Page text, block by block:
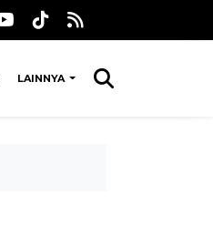
LAINNYA